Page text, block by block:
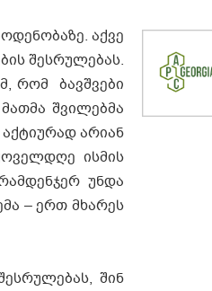
აქვე
შესრულებას.
რომ ბავშვები
შვილებმა
არიან
ისმის
უნდა
– ერთ მხარეს
შინ